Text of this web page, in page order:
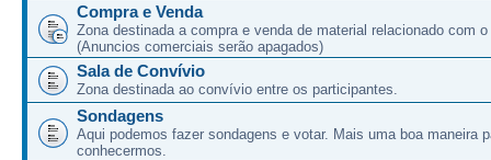
Compra e Venda
Zona destinada a compra e venda de material relacionado com
(Anuncios comerciais serão apagados)
Sala de Convívio
Zona destinada ao convívio entre os participantes.
Sondagens
Aqui podemos fazer sondagens e votar. Mais uma boa maneira
conhecermos.